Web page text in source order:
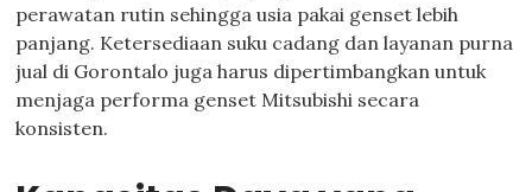
perawatan rutin sehingga usia pakai genset lebih
panjang. Ketersediaan suku cadang dan layanan purna
jual di Gorontalo juga harus dipertimbangkan untuk
menjaga performa genset Mitsubishi secara
konsisten.